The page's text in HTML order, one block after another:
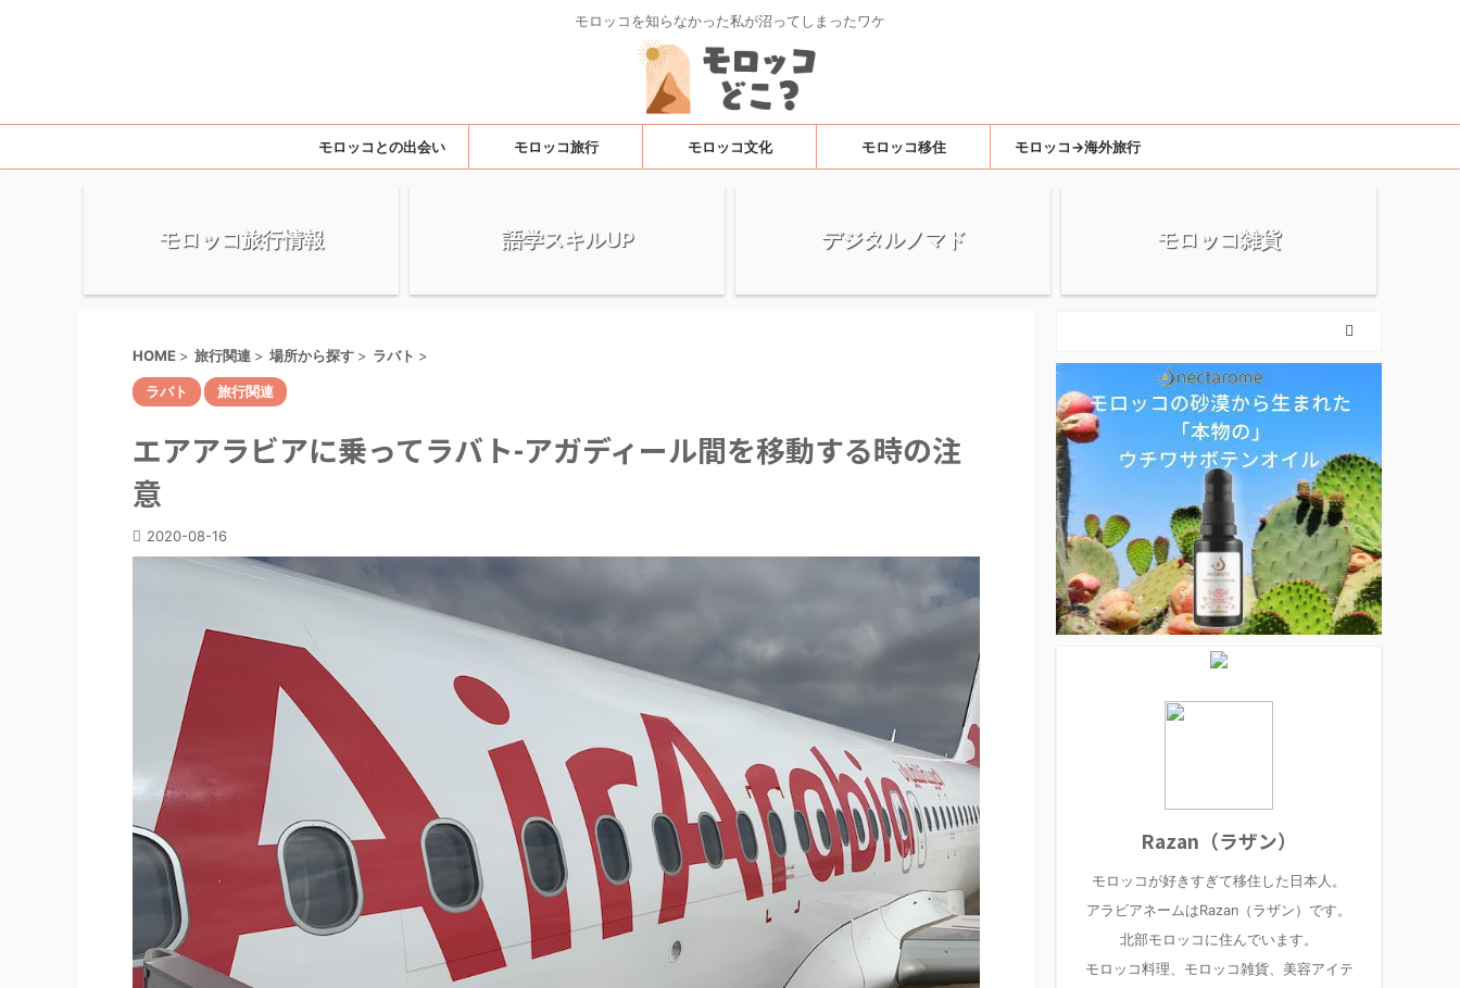
モロッコを知らなかった私が沼ってしまったワケ
モロッコとの出会い モロッコ旅行 モロッコ文化 モロッコ移住 モロッコ→海外旅行
モロッコ旅行情報 語学スキルUP デジタルノマド モロッコ雑貨
HOME > 旅行関連 > 場所から探す > ラバト >
ラバト 旅行関連
エアアラビアに乗ってラバト-アガディール間を移動する時の注
意
2020-08-16
Razan（ラザン）
モロッコが好きすぎて移住した日本人。
アラビアネームはRazan（ラザン）です。
北部モロッコに住んでいます。
モロッコ料理、モロッコ雑貨、美容アイテ